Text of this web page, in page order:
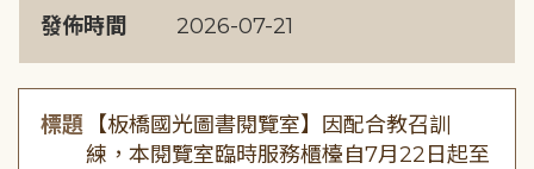
發佈時間 2026-07-21
標題
【板橋國光圖書閱覽室】因配合教召訓
練，本閱覽室臨時服務櫃檯自7月22日起至